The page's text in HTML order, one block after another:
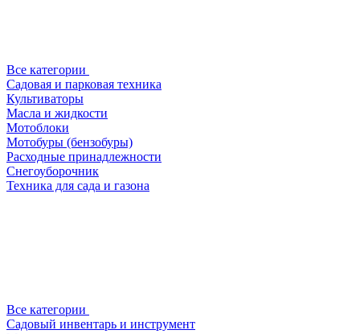
Все категории
Садовая и парковая техника
Культиваторы
Масла и жидкости
Мотоблоки
Мотобуры (бензобуры)
Расходные принадлежности
Снегоуборочник
Техника для сада и газона
Все категории
Садовый инвентарь и инструмент